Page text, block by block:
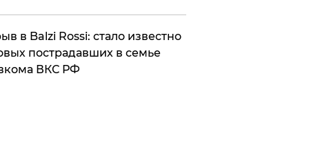
в Balzi Rossi: стало известно
пострадавших в семье
ВКС РФ